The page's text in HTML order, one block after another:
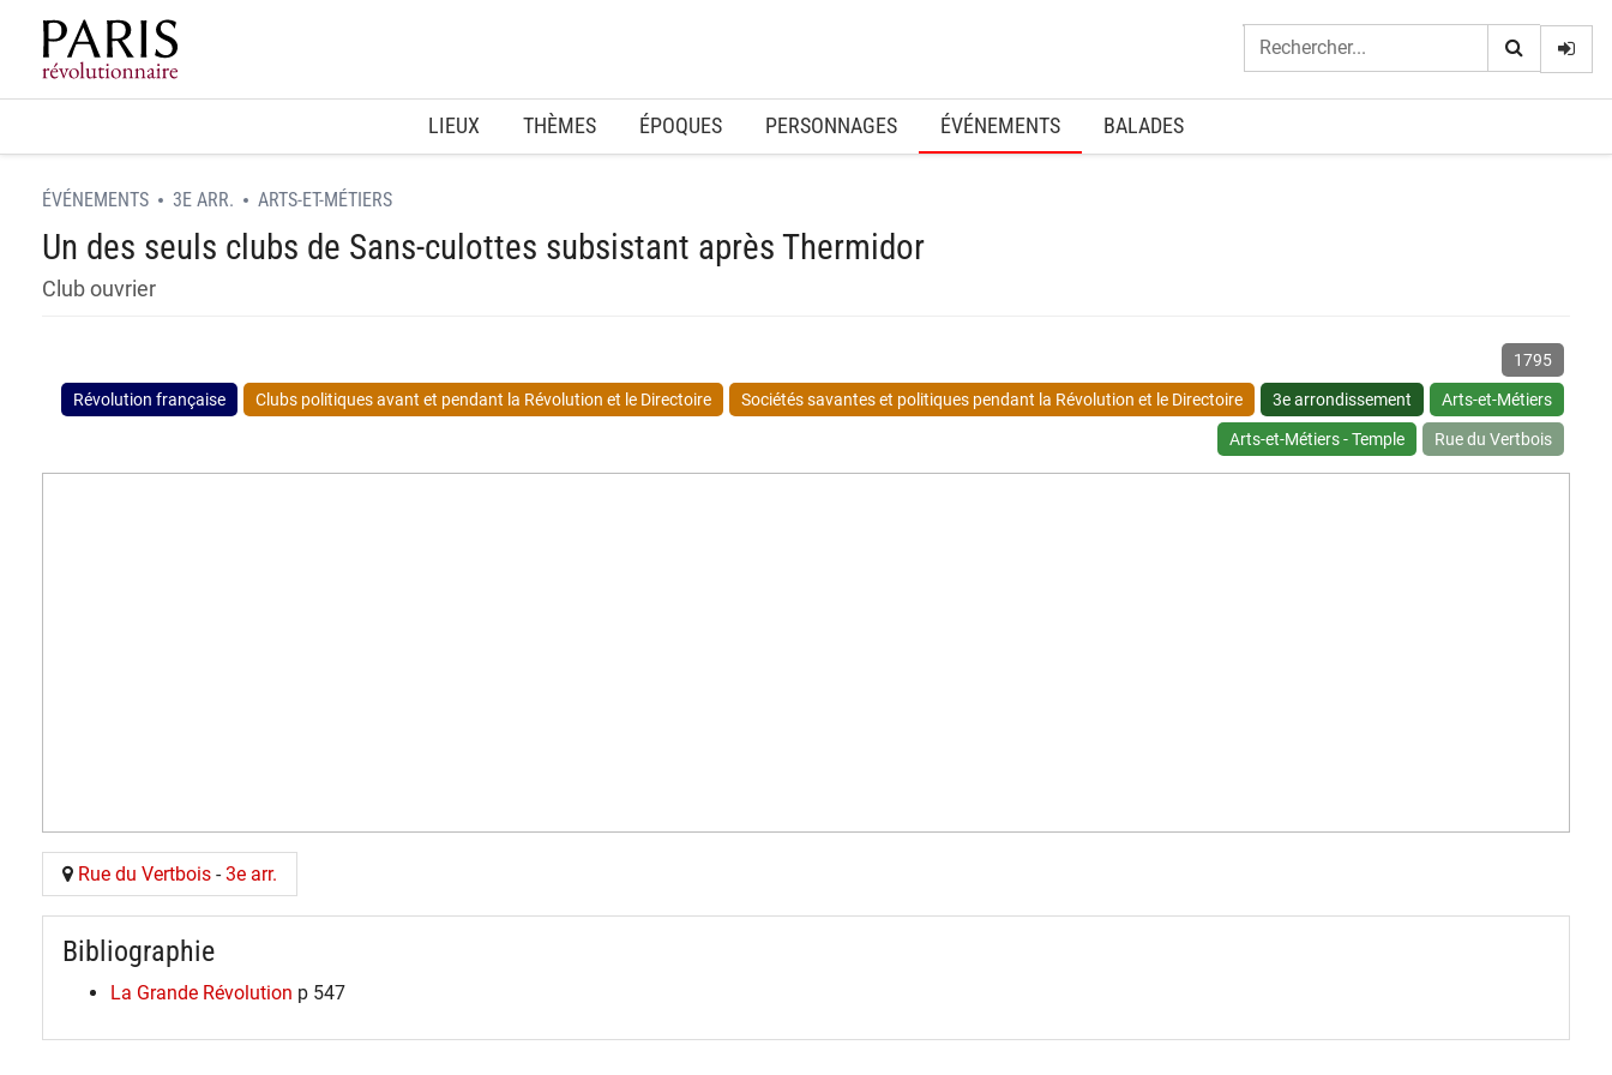
Home
LIEUX THÈMES ÉPOQUES PERSONNAGES ÉVÉNEMENTS BALADES
ÉVÉNEMENTS 3E ARR. ARTS-ET-MÉTIERS
Un des seuls clubs de Sans-culottes subsistant après Thermidor
Club ouvrier
1795
Révolution française Clubs politiques avant et pendant la Révolution et le Directoire Sociétés savantes et politiques pendant la Révolution et le Directoire 3e arrondissement Arts-et-Métiers
Arts-et-Métiers - Temple Rue du Vertbois
Rue du Vertbois -3e arr.
Bibliographie
La Grande Révolution p 547